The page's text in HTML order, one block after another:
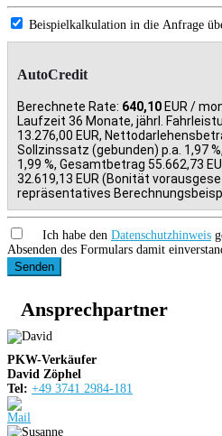
Beispielkalkulation in die Anfrage
AutoCredit
Berechnete Rate: 640,10EUR /
Laufzeit 36 Monate, jährl.
13.276,00 EUR,
Sollzinssatz (gebunden) p.a. 1,97
1,99 %, Gesamtbetrag 55.662,73
32.619,13 EUR (Bonität
repräsentatives
Ich habe den Datenschutzhinweis
Absenden des Formulars damit
Senden
Ansprechpartner
PKW-Verkäufer
David Zöphel
Tel: +49 3741 2984-181